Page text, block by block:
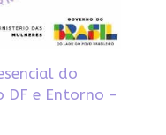
do
DF e Entorno -